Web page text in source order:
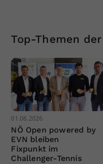
Top-Themen
01.06.2026
NÖ Open powered by
EVN bleiben
Fixpunkt im
Challenger-Tennis